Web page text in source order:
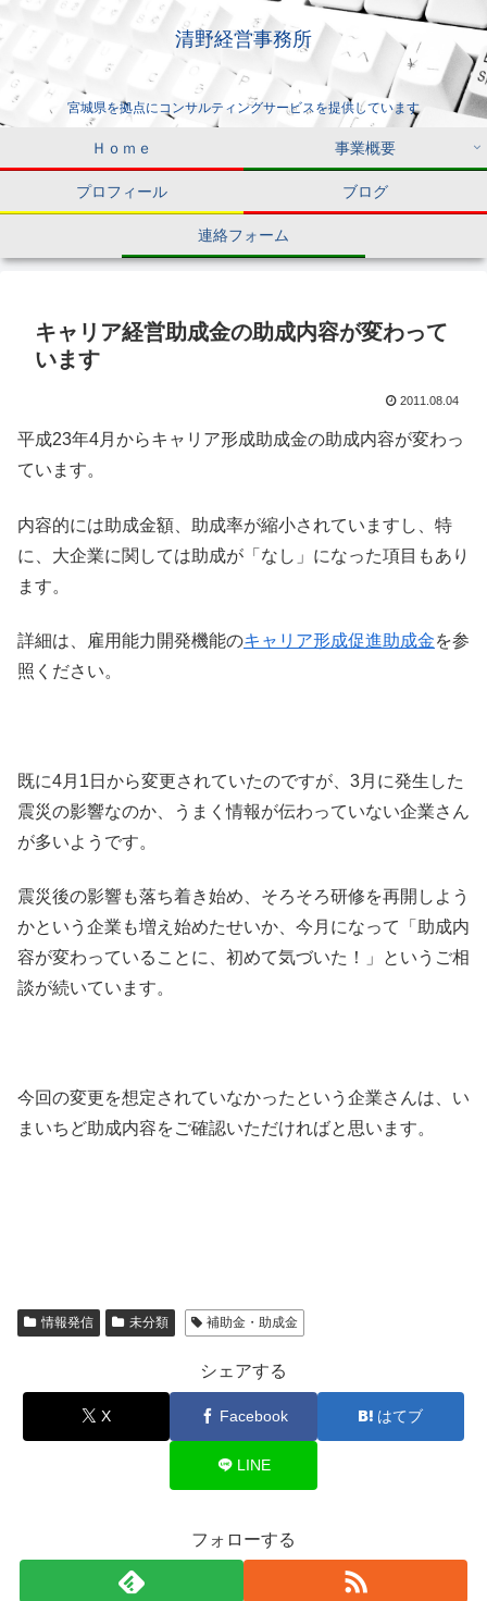
清野経営事務所
宮城県を拠点にコンサルティングサービスを提供しています
Ｈｏｍｅ 事業概要
プロフィール ブログ
連絡フォーム
キャリア経営助成金の助成内容が変わって
います
2011.08.04
平成23年4月からキャリア形成助成金の助成内容が変わっ
ています。
内容的には助成金額、助成率が縮小されていますし、特
に、大企業に関しては助成が「なし」になった項目もあり
ます。
詳細は、雇用能力開発機能のキャリア形成促進助成金を参
照ください。
既に4月1日から変更されていたのですが、3月に発生した
震災の影響なのか、うまく情報が伝わっていない企業さん
が多いようです。
震災後の影響も落ち着き始め、そろそろ研修を再開しよう
かという企業も増え始めたせいか、今月になって「助成内
容が変わっていることに、初めて気づいた！」というご相
談が続いています。
今回の変更を想定されていなかったという企業さんは、い
まいちど助成内容をご確認いただければと思います。
情報発信 未分類 補助金・助成金
シェアする
X Facebook はてブ
LINE
フォローする